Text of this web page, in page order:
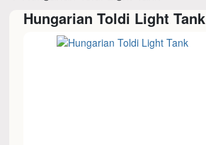
Hungarian Toldi Light Tank